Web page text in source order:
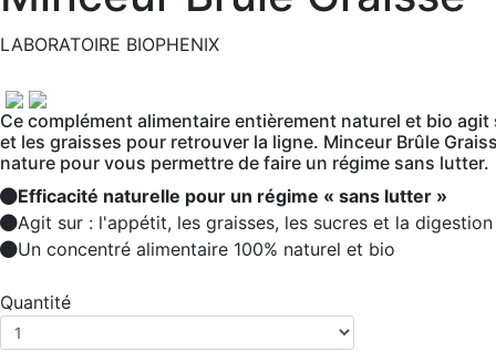
LABORATOIRE BIOPHENIX
Ce complément alimentaire entièrement naturel et bio agit
et les graisses pour retrouver la ligne. Minceur Brûle
nature pour vous permettre de faire un régime sans lutter.
Efficacité naturelle pour un régime « sans lutter »
Agit sur : l'appétit, les graisses, les sucres et la digestion
Un concentré alimentaire 100% naturel et bio
Quantité